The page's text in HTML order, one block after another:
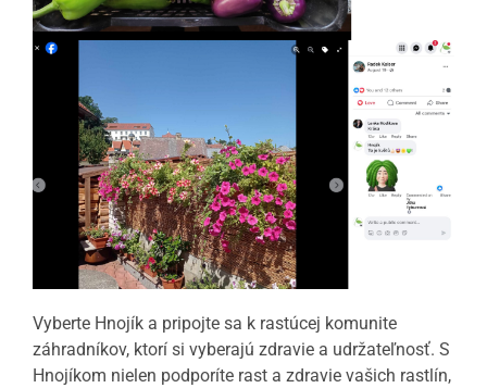
Vyberte Hnojík a pripojte sa k rastúcej komunite
záhradníkov, ktorí si vyberajú zdravie a udržateľnosť. S
Hnojíkom nielen podporíte rast a zdravie vašich rastlín,